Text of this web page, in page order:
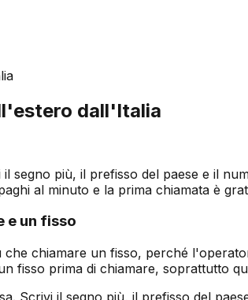
dall'Italia
segno più, il prefisso del paese e il
al minuto e la prima chiamata è
e un fisso
chiamare un fisso, perché
fisso prima di chiamare, soprattutto
Scrivi il segno più, il prefisso del